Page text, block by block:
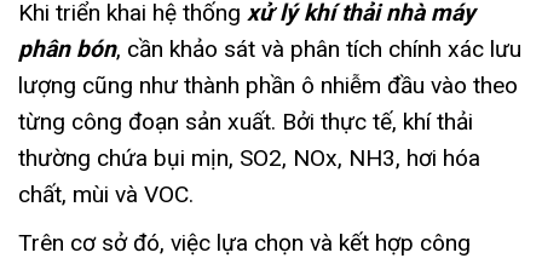
Khi triển khai hệ thống xử lý khí thải nhà máy
phân bón, cần khảo sát và phân tích chính xác lưu
lượng cũng như thành phần ô nhiễm đầu vào theo
từng công đoạn sản xuất. Bởi thực tế, khí thải
thường chứa bụi mịn, SO2, NOx, NH3, hơi hóa
chất, mùi và VOC.
Trên cơ sở đó, việc lựa chọn và kết hợp công